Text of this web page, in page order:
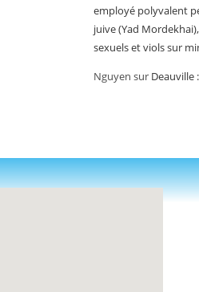
employé polyvalent
juive (Yad
sexuels et viols sur
Nguyen sur Deauville